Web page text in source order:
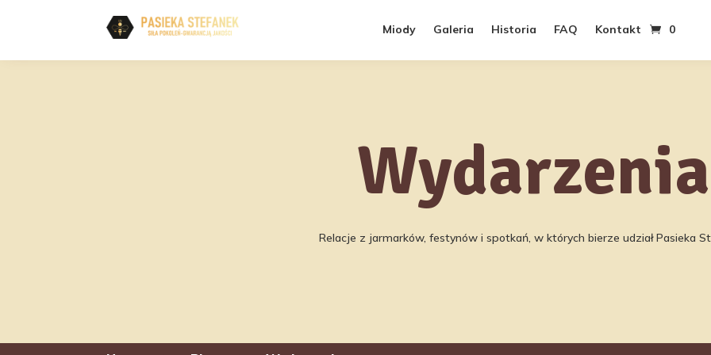
Miody Galeria Historia FAQ Kontakt 0
Wydarzenia
Relacje z jarmarków, festynów i spotkań, w których bierze udział Pasieka